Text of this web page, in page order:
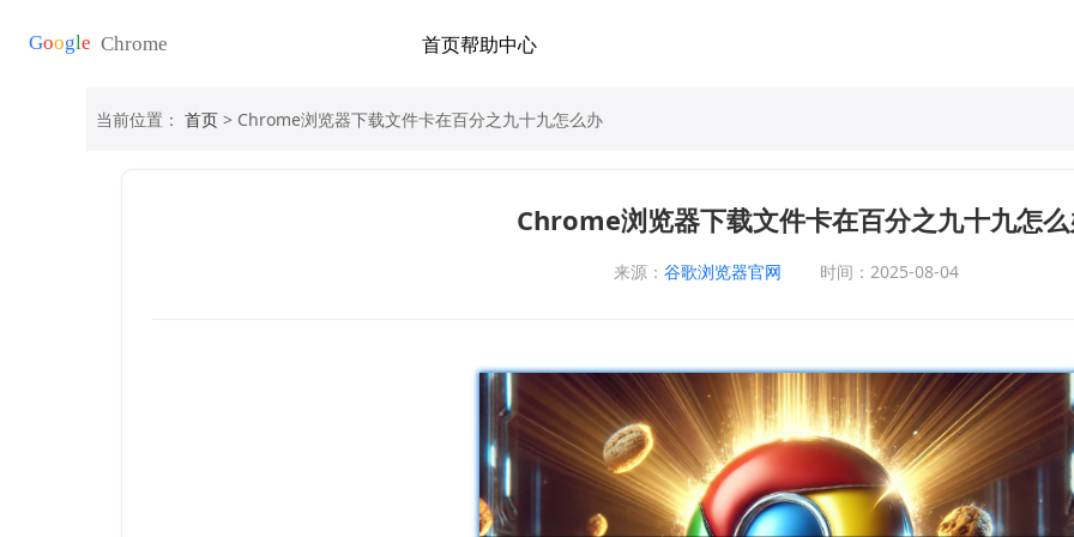
首页帮助中心
当前位置： 首页 > Chrome浏览器下载文件卡在百分之九十九怎么办
Chrome浏览器下载文件卡在百分之九十九怎
来源： 谷歌浏览器官网 时间：2025-08-04